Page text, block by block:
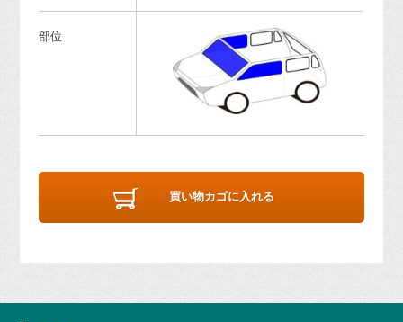
部位
買い物カゴに入れる